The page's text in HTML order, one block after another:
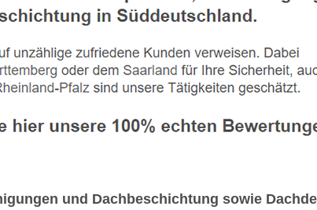
und Dachbeschichtung sowie